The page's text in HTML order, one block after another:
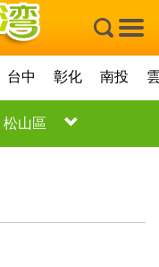
×
台中 彰化 南投
松山區